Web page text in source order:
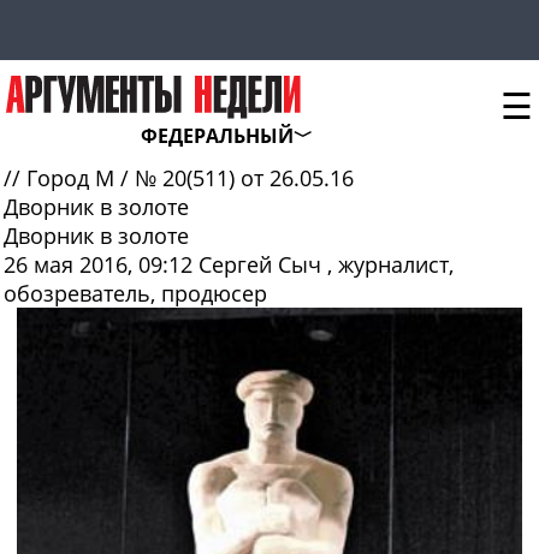
ФЕДЕРАЛЬНЫЙ
☰
// Город М / № 20(511) от 26.05.16
Дворник в золоте
Дворник в золоте
26 мая 2016, 09:12 Сергей Сыч , журналист,
обозреватель, продюсер